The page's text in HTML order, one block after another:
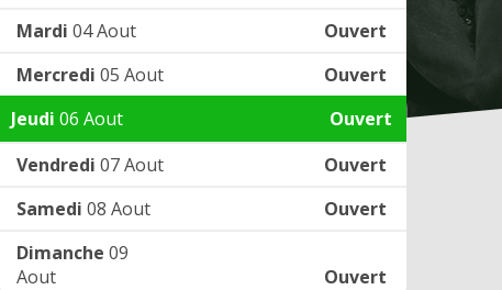
Mardi 04 Aout
Ouvert
Mercredi 05 Aout
Ouvert
Jeudi 06 Aout
Ouvert
Vendredi 07 Aout
Ouvert
Samedi 08 Aout
Ouvert
Dimanche 09
Aout
Ouvert